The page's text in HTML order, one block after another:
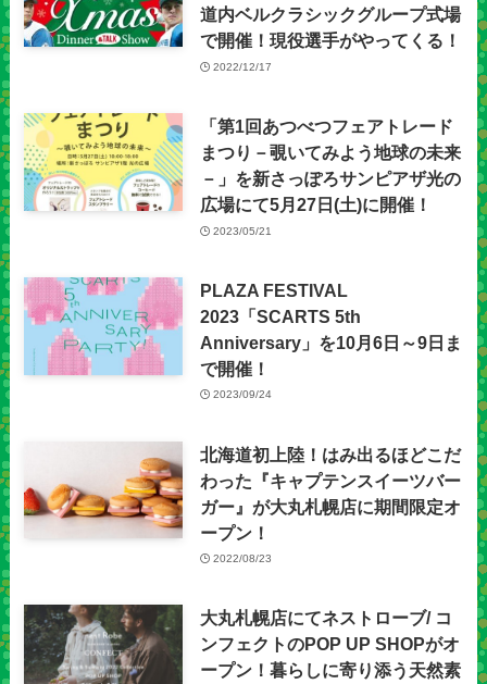
道内ベルクラシックグループ式場
で開催！現役選手がやってくる！
2022/12/17
「第1回あつべつフェアトレード
まつり－覗いてみよう地球の未来
－」を新さっぽろサンピアザ光の
広場にて5月27日(土)に開催！
2023/05/21
PLAZA FESTIVAL
2023「SCARTS 5th
Anniversary」を10月6日～9日ま
で開催！
2023/09/24
北海道初上陸！はみ出るほどこだ
わった『キャプテンスイーツバー
ガー』が大丸札幌店に期間限定オ
ープン！
2022/08/23
大丸札幌店にてネストローブ/ コ
ンフェクトのPOP UP SHOPがオ
ープン！暮らしに寄り添う天然素